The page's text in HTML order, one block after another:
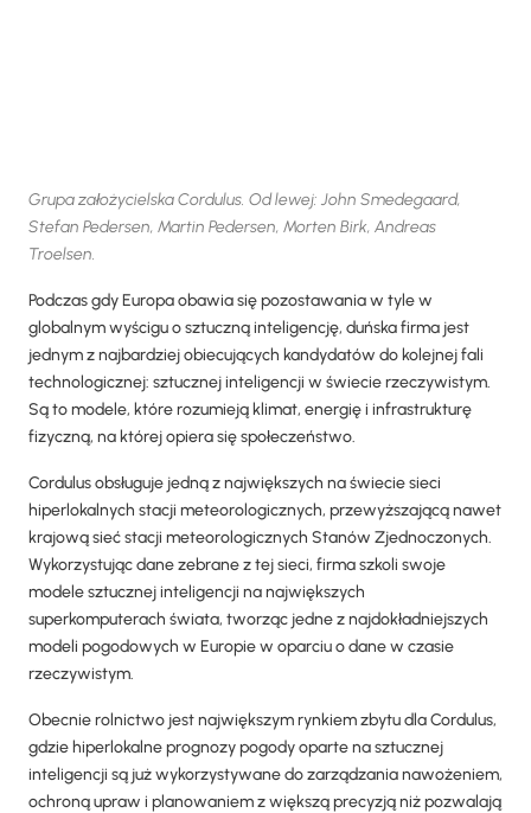
Grupa założycielska Cordulus. Od lewej: John Smedegaard,
Stefan Pedersen, Martin Pedersen, Morten Birk, Andreas
Troelsen.
Podczas gdy Europa obawia się pozostawania w tyle w
globalnym wyścigu o sztuczną inteligencję, duńska firma jest
jednym z najbardziej obiecujących kandydatów do kolejnej fali
technologicznej: sztucznej inteligencji w świecie rzeczywistym.
Są to modele, które rozumieją klimat, energię i infrastrukturę
fizyczną, na której opiera się społeczeństwo.
Cordulus obsługuje jedną z największych na świecie sieci
hiperlokalnych stacji meteorologicznych, przewyższającą nawet
krajową sieć stacji meteorologicznych Stanów Zjednoczonych.
Wykorzystując dane zebrane z tej sieci, firma szkoli swoje
modele sztucznej inteligencji na największych
superkomputerach świata, tworząc jedne z najdokładniejszych
modeli pogodowych w Europie w oparciu o dane w czasie
rzeczywistym.
Obecnie rolnictwo jest największym rynkiem zbytu dla Cordulus,
gdzie hiperlokalne prognozy pogody oparte na sztucznej
inteligencji są już wykorzystywane do zarządzania nawożeniem,
ochroną upraw i planowaniem z większą precyzją niż pozwalają